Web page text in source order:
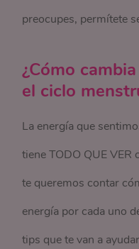
preocupes, permítete
¿Cómo
el ciclo
La energía que
tiene TODO QUE
te queremos contar
energía por cada uno
tips que te van a